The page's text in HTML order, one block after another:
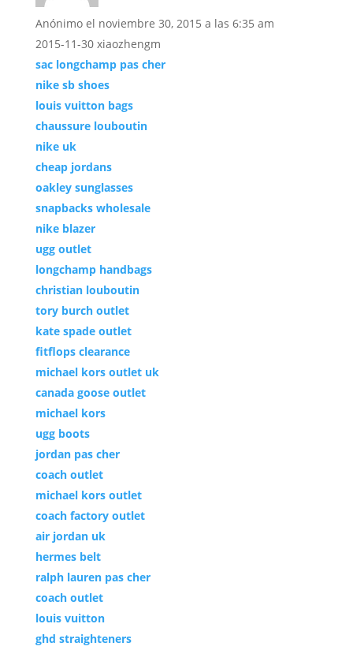
Anónimo el noviembre 30, 2015 a las 6:35 am
2015-11-30 xiaozhengm
sac longchamp pas cher
nike sb shoes
louis vuitton bags
chaussure louboutin
nike uk
cheap jordans
oakley sunglasses
snapbacks wholesale
nike blazer
ugg outlet
longchamp handbags
christian louboutin
tory burch outlet
kate spade outlet
fitflops clearance
michael kors outlet uk
canada goose outlet
michael kors
ugg boots
jordan pas cher
coach outlet
michael kors outlet
coach factory outlet
air jordan uk
hermes belt
ralph lauren pas cher
coach outlet
louis vuitton
ghd straighteners